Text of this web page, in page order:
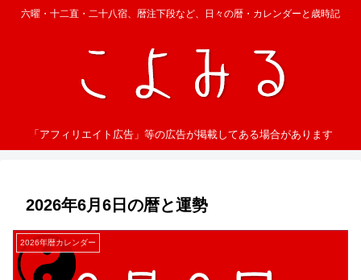
六曜・十二直・二十八宿、暦注下段など、日々の暦・カレンダーと歳時記
「アフィリエイト広告」等の広告が掲載してある場合があります
2026年6月6日の暦と運勢
2026年暦カレンダー